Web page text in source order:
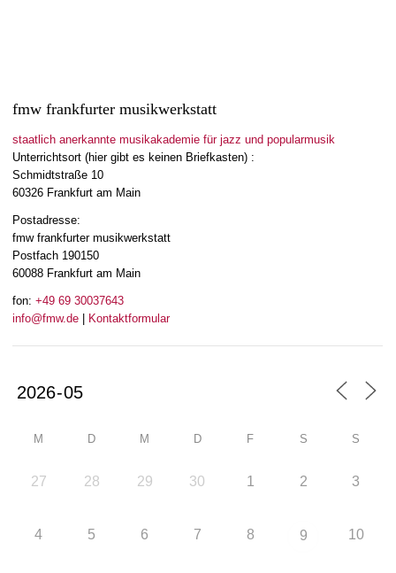
fmw frankfurter musikwerkstatt
staatlich anerkannte musikakademie für jazz und popularmusik
Unterrichtsort (hier gibt es keinen Briefkasten) :
Schmidtstraße 10
60326 Frankfurt am Main
Postadresse:
fmw frankfurter musikwerkstatt
Postfach 190150
60088 Frankfurt am Main
fon: +49 69 30037643
info@fmw.de
Kontaktformular
M D M D F S S
27 28 29 30 1 2 3
4 5 6 7 8 9 10